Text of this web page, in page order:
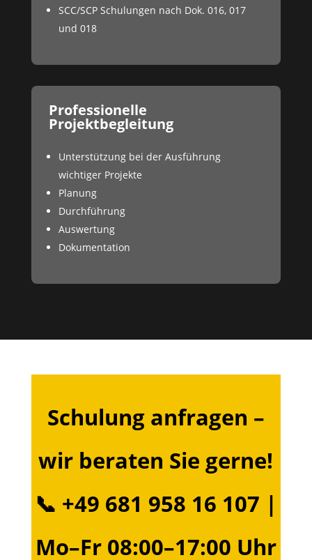
SCC/SCP Schulungen nach Dok. 016, 017
und 018
Professionelle
Projektbegleitung
Unterstützung bei der Ausführung
wichtiger Projekte
Planung
Durchführung
Auswertung
Dokumentation
Schulung anfragen –
wir beraten Sie gerne!
📞 +49 681 958 16 107 |
Mo–Fr 08:00–17:00 Uhr